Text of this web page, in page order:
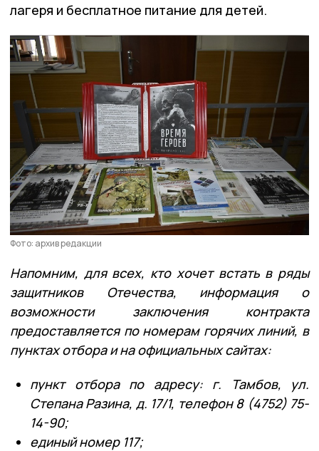
лагеря и бесплатное питание для детей.
Фото: архив редакции
Напомним, для всех, кто хочет встать в ряды
защитников Отечества, информация о
возможности заключения контракта
предоставляется по номерам горячих линий, в
пунктах отбора и на официальных сайтах:
пункт отбора по адресу: г. Тамбов, ул.
Степана Разина, д. 17/1, телефон 8 (4752) 75-
14-90;
единый номер 117;